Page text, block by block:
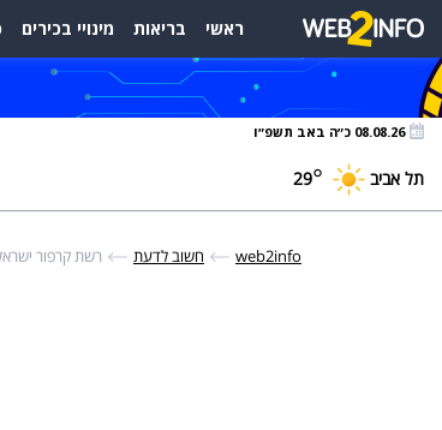
ראשי בריאות מינויי בכירים
08.08.26 כ״ה באב תשפ״ו
תל אביב 29°
web2info חשוב לדעת רשת קרפור